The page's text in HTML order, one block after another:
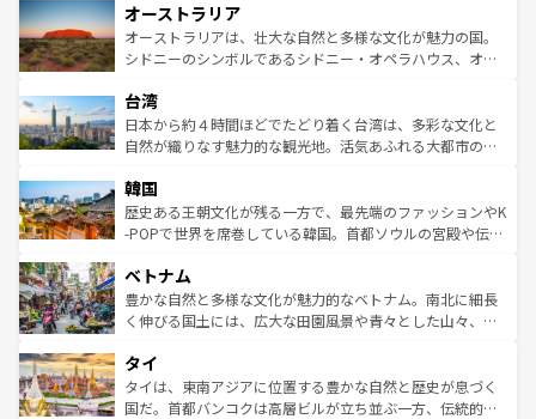
部のニューオーリンズでは、音楽と美食が融合した独特の
文化が魅力。旅行者はアメリカの各地域で異なる魅力を楽
しみながら、その多様性と豊かな歴史を感じることができ
ならではの贅沢な旅のスタイルだ。 なお、新着のアメリカ
情報はコンテンツ一覧を参照してほしい。
ワイ島は見逃せない。また、定番の観光地といえばオアフ
島だが、静かな自然を求めるならマウイ島やカウアイ島が
おすすめ。エメラルドグリーンに輝く海をはじめ、豊かな
れるおもてなしの心で訪れる人々を迎えてくれるハワイの
人々、おいしいローカルフードやハワイアンミュージッ
ク、伝統的なフラダンスなど、すべてがハワイの魅力を彩
ワイを、存分に味わってほしい。 なお、新着のハワイ情報
はコンテンツ一覧を参照してほしい。
オーストラリア
オーストラリアは、壮大な自然と多様な文化が魅力の国。
シドニーのシンボルであるシドニー・オペラハウス、オー
リアリーフや大陸中央部にそびえるウルル（エアーズロッ
ク）、タスマニアの美しい原生林やケアンズの熱帯雨林な
ど、見どころがたくさん。また、カフェやワイン、オージ
いる。アクティビティも充実しており、サーフィンやダイ
ビング、ハイキングなど、アウトドア好きにはたまらな
い。オーストラリアの多彩な魅力を存分に味わいつくそ
参照してほしい。
台湾
日本から約４時間ほどでたどり着く台湾は、多彩な文化と
自然が織りなす魅力的な観光地。活気あふれる大都市の台
ン）、静ひつな山岳地帯である台湾東部など、都市の喧騒
と山間の静けさが共存しており、訪れる人に新しい発見と
驚きをもたらしてくれる。また、奥深い台湾の食文化も魅
容にもいいと評判のスイーツなど、バラエティ豊かな料理
が味わえる。 なお、新着の台湾情報は コンテンツ一覧を参
照してほしい。
韓国
歴史ある王朝文化が残る一方で、最先端のファッションやK
-POPで世界を席巻している韓国。首都ソウルの宮殿や伝統
き、地方に足を延ばせば四季折々の自然美を楽しむことが
できる。そして、キムチや焼肉、絶品のストリートフード
まで、さまざまな韓国料理が待っている。夜には、韓国な
リティに包まれながら、韓国の多彩な魅力を心ゆくまで味
わってみてほしい。 なお、新着の韓国情報はコンテンツ一
覧を参照してほしい。
ベトナム
豊かな自然と多様な文化が魅力的なベトナム。南北に細長
く伸びる国土には、広大な田園風景や青々とした山々、世
急速な発展と共に伝統が息づく。ハノイの古い町並みやホ
ーチミン市のフランス統治時代の建物も、独特の雰囲気を
醸し出している。また、バラエティの豊かさとおいしさで
タイ
タイは、東南アジアに位置する豊かな自然と歴史が息づく
国だ。首都バンコクは高層ビルが立ち並ぶ一方、伝統的な